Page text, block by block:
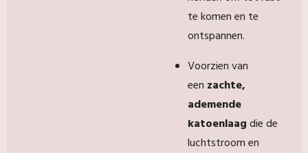
te komen en te
ontspannen.
Voorzien van
een zachte,
ademende
katoenlaagdie de
luchtstroom en